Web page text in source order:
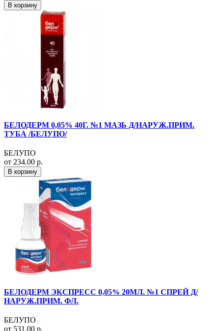
В корзину
БЕЛОДЕРМ 0,05% 40Г. №1 МАЗЬ Д/НАРУЖ.ПРИМ.
ТУБА /БЕЛУПО/
БЕЛУПО
от 234.00 р.
В корзину
БЕЛОДЕРМ ЭКСПРЕСС 0,05% 20МЛ. №1 СПРЕЙ Д/
НАРУЖ.ПРИМ. ФЛ.
БЕЛУПО
от 531.00 р.